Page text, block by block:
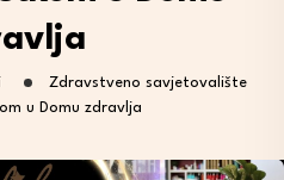
Zdravstveno savjetovalište
u Domu zdravlja